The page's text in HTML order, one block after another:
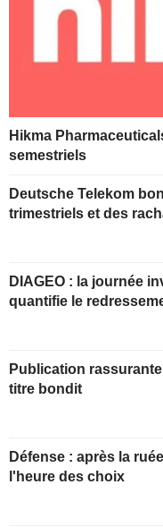
Hikma
semestriels
Deutsche Telekom
trimestriels et des
DIAGEO : la journée investisseurs
quantifie le
Publication
titre bondit
Défense : après la
l'heure des choix